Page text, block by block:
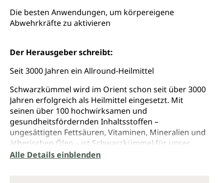
Die besten Anwendungen, um körpereigene
Abwehrkräfte zu aktivieren
Der Herausgeber schreibt:
Seit 3000 Jahren ein Allround-Heilmittel
Schwarzkümmel wird im Orient schon seit über 3000
Jahren erfolgreich als Heilmittel eingesetzt. Mit
seinen über 100 hochwirksamen und
gesundheitsfördernden Inhaltsstoffen –
ungesättigten Fettsäuren, Vitaminen, Mineralien und
ätherischen Ölen – ist Schwarzkümmel für unser
Immunsystem fast unentbehrlich. Er hilft bei vielen
Alle Details einblenden